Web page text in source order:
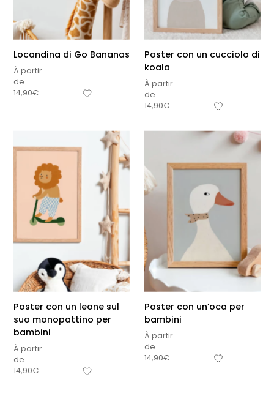
Sous-total
Locandina di Go Bananas
À partir
de
14,90€
Poster con un cucciolo di
koala
À partir
de
14,90€
Poster con un leone sul
suo monopattino per
bambini
À partir
de
14,90€
Poster con un’oca per
bambini
À partir
de
14,90€